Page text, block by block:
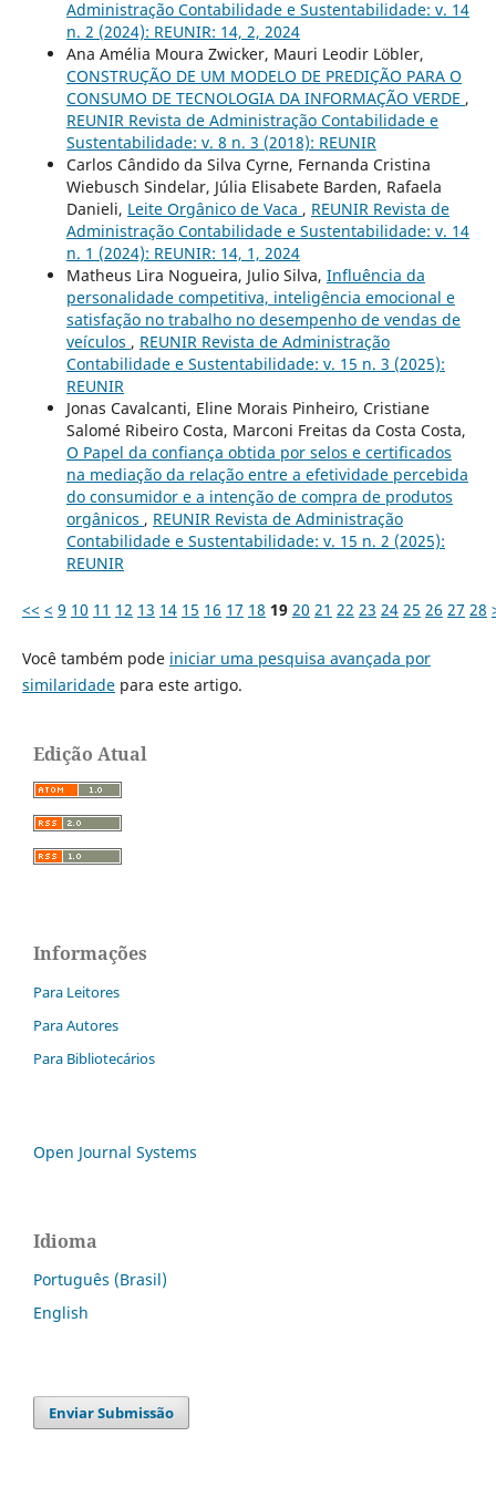
Administração Contabilidade e Sustentabilidade: v. 14
n. 2 (2024): REUNIR: 14, 2, 2024
Ana Amélia Moura Zwicker, Mauri Leodir Löbler,
CONSTRUÇÃO DE UM MODELO DE PREDIÇÃO PARA O
CONSUMO DE TECNOLOGIA DA INFORMAÇÃO VERDE ,
REUNIR Revista de Administração Contabilidade e
Sustentabilidade: v. 8 n. 3 (2018): REUNIR
Carlos Cândido da Silva Cyrne, Fernanda Cristina
Wiebusch Sindelar, Júlia Elisabete Barden, Rafaela
Danieli, Leite Orgânico de Vaca , REUNIR Revista de
Administração Contabilidade e Sustentabilidade: v. 14
n. 1 (2024): REUNIR: 14, 1, 2024
Matheus Lira Nogueira, Julio Silva, Influência da
personalidade competitiva, inteligência emocional e
satisfação no trabalho no desempenho de vendas de
veículos , REUNIR Revista de Administração
Contabilidade e Sustentabilidade: v. 15 n. 3 (2025):
REUNIR
Jonas Cavalcanti, Eline Morais Pinheiro, Cristiane
Salomé Ribeiro Costa, Marconi Freitas da Costa Costa,
O Papel da confiança obtida por selos e certificados
na mediação da relação entre a efetividade percebida
do consumidor e a intenção de compra de produtos
orgânicos , REUNIR Revista de Administração
Contabilidade e Sustentabilidade: v. 15 n. 2 (2025):
REUNIR
<< < 9 10 11 12 13 14 15 16 17 18 19 20 21 22 23 24 25 26 27 28
Você também pode iniciar uma pesquisa avançada por
similaridadepara este artigo.
Edição Atual
Informações
Para Leitores
Para Autores
Para Bibliotecários
Open Journal Systems
Idioma
Português (Brasil)
English
Enviar Submissão